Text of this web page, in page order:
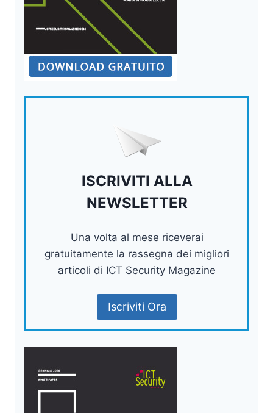
ISCRIVITI ALLA
NEWSLETTER
Una volta al mese riceverai
gratuitamente la rassegna dei migliori
articoli di ICT Security Magazine
Iscriviti Ora